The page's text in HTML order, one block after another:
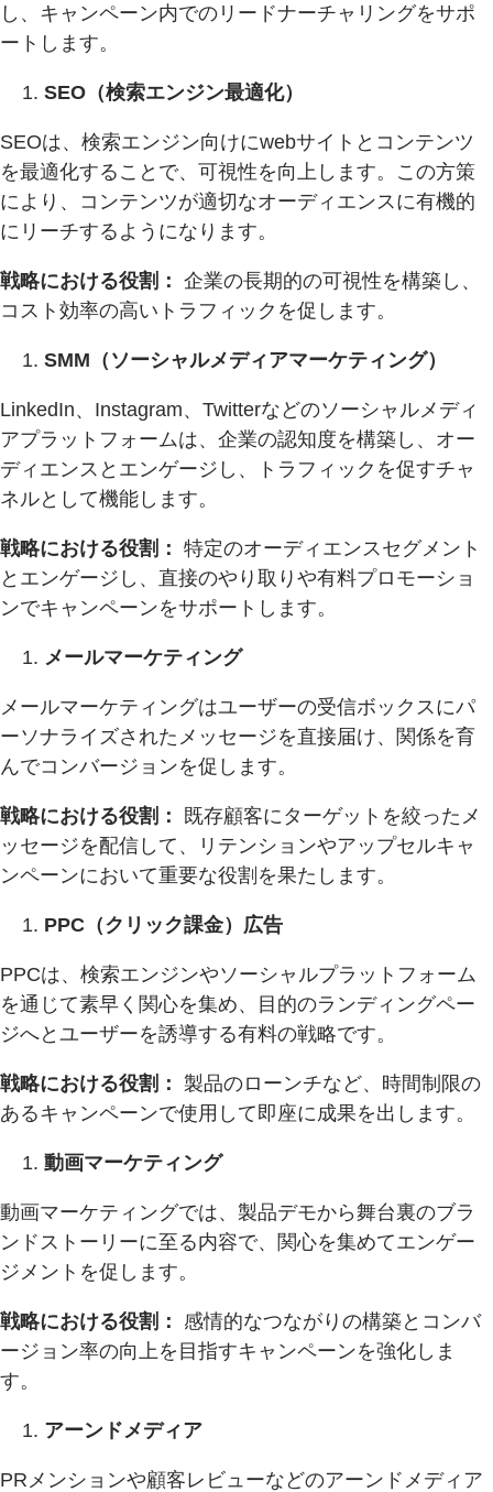
し、キャンペーン内でのリードナーチャリングをサポ
ートします。
SEO（検索エンジン最適化）
SEOは、検索エンジン向けにwebサイトとコンテンツ
を最適化することで、可視性を向上します。この方策
により、コンテンツが適切なオーディエンスに有機的
にリーチするようになります。
戦略における役割： 企業の長期的の可視性を構築し、
コスト効率の高いトラフィックを促します。
SMM（ソーシャルメディアマーケティング）
LinkedIn、Instagram、Twitterなどのソーシャルメディ
アプラットフォームは、企業の認知度を構築し、オー
ディエンスとエンゲージし、トラフィックを促すチャ
ネルとして機能します。
戦略における役割： 特定のオーディエンスセグメント
とエンゲージし、直接のやり取りや有料プロモーショ
ンでキャンペーンをサポートします。
メールマーケティング
メールマーケティングはユーザーの受信ボックスにパ
ーソナライズされたメッセージを直接届け、関係を育
んでコンバージョンを促します。
戦略における役割：
既存顧客にターゲットを絞ったメ
ッセージを配信して、リテンションやアップセルキャ
ンペーンにおいて重要な役割を果たします。
PPC（クリック課金）広告
PPCは、検索エンジンやソーシャルプラットフォーム
を通じて素早く関心を集め、目的のランディングペー
ジへとユーザーを誘導する有料の戦略です。
戦略における役割：
製品のローンチなど、時間制限の
あるキャンペーンで使用して即座に成果を出します。
動画マーケティング
動画マーケティングでは、製品デモから舞台裏のブラ
ンドストーリーに至る内容で、関心を集めてエンゲー
ジメントを促します。
戦略における役割：
感情的なつながりの構築とコンバ
ージョン率の向上を目指すキャンペーンを強化しま
す。
アーンドメディア
PRメンションや顧客レビューなどのアーンドメディア